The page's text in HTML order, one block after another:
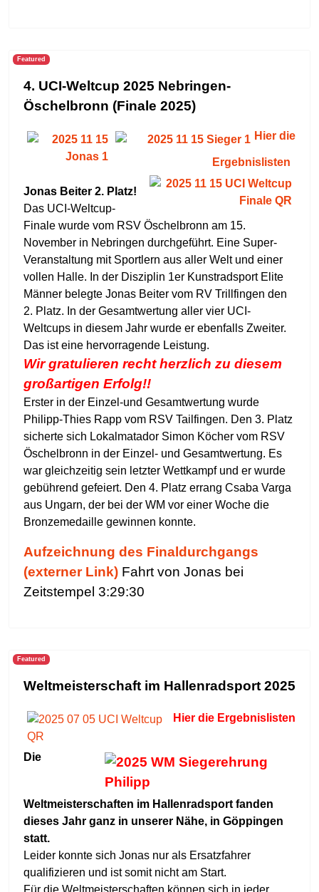
Featured
4. UCI-Weltcup 2025 Nebringen-
Öschelbronn (Finale 2025)
Hier die
Ergebnislisten
Jonas Beiter 2. Platz!
Das UCI-Weltcup-
Finale wurde vom RSV Öschelbronn am 15.
November in Nebringen durchgeführt. Eine Super-
Veranstaltung mit Sportlern aus aller Welt und einer
vollen Halle. In der Disziplin 1er Kunstradsport Elite
Männer belegte Jonas Beiter vom RV Trillfingen den
2. Platz. In der Gesamtwertung aller vier UCI-
Weltcups in diesem Jahr wurde er ebenfalls Zweiter.
Das ist eine hervorragende Leistung.
Wir gratulieren recht herzlich zu diesem
großartigen Erfolg!!
Erster in der Einzel-und Gesamtwertung wurde
Philipp-Thies Rapp vom RSV Tailfingen. Den 3. Platz
sicherte sich Lokalmatador Simon Köcher vom RSV
Öschelbronn in der Einzel- und Gesamtwertung. Es
war gleichzeitig sein letzter Wettkampf und er wurde
gebührend gefeiert. Den 4. Platz errang Csaba Varga
aus Ungarn, der bei der WM vor einer Woche die
Bronzemedaille gewinnen konnte.
Aufzeichnung des Finaldurchgangs
(externer Link) Fahrt von Jonas bei
Zeitstempel 3:29:30
Featured
Weltmeisterschaft im Hallenradsport 2025
Hier die Ergebnislisten
Die
Weltmeisterschaften im Hallenradsport fanden
dieses Jahr ganz in unserer Nähe, in Göppingen
statt.
Leider konnte sich Jonas nur als Ersatzfahrer
qualifizieren und ist somit nicht am Start.
Für die Weltmeisterschaften können sich in jeder